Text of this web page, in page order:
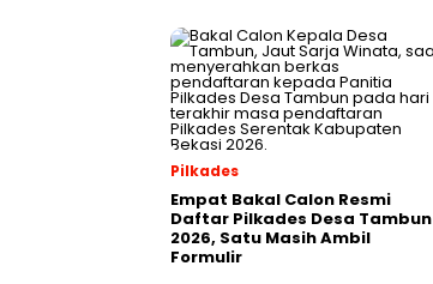
Pilkades
Empat Bakal Calon Resmi
Daftar Pilkades Desa Tambun
2026, Satu Masih Ambil
Formulir